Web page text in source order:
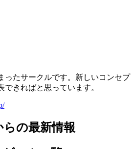
ったサークルです。新しいコンセプ
できればと思っています。
の最新情報